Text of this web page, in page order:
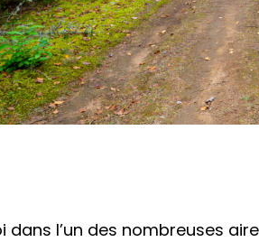
l’un des nombreuses